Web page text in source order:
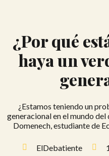
¿Por qué
haya un
¿Estamos teniendo un
generacional en el mundo
Domenech, estudiante de
ElDebatiente